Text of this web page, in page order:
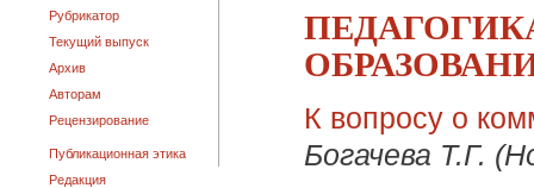
Рубрикатор
Текущий выпуск
Архив
Авторам
Рецензирование
Публикационная этика
Редакция
К вопросу о
Богачева Т.Г.